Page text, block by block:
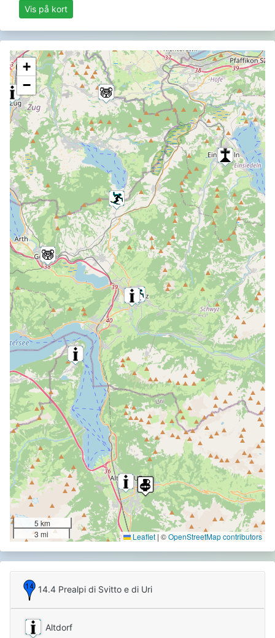
Vis på kort
+
−
5 km
3 mi
Leaflet | ©OpenStreetMap contributors
14.4 Prealpi di Svitto e di Uri
Altdorf